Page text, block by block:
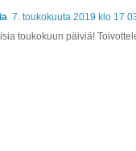
7. toukokuuta 2019 klo
toukokuun päiviä!